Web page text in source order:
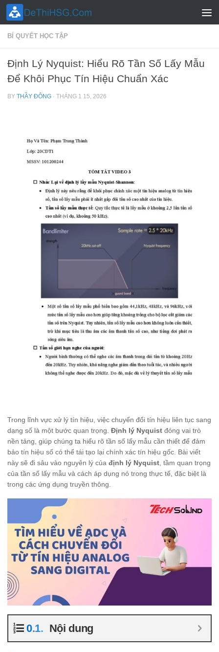
Skip to content
BÍ QUYẾT HỌC TẬP
Định Lý Nyquist: Hiểu Rõ Tần Số Lấy Mẫu
Để Khôi Phục Tín Hiệu Chuẩn Xác
BY THẦY ĐÔNG · THÁNG 1 15, 2026
Trong lĩnh vực xử lý tín hiệu, việc chuyển đổi tín hiệu liên tục sang
dạng số là một bước quan trọng. Định lý Nyquist đóng vai trò
nền tảng, giúp chúng ta hiểu rõ tần số lấy mẫu cần thiết để đảm
bảo tín hiệu số có thể tái tạo lại chính xác tín hiệu gốc. Bài viết
này sẽ đi sâu vào nguyên lý của định lý Nyquist , tầm quan trọng
của tần số lấy mẫu và cách áp dụng nó trong thực tế, đặc biệt là
trong các ứng dụng truyền thông.
Nội dung